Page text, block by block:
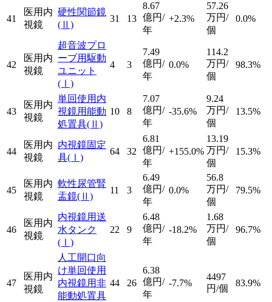
41
医用内
視鏡
硬性関節鏡
(Ⅱ)
31 13
8.67
億円/
年
+2.3%
57.26
万円/
個
0.0%
42
医用内
視鏡
超音波プロ
ーブ用駆動
ユニット
(Ⅰ)
4 3
7.49
億円/
年
0.0%
114.2
万円/
個
98.3%
43
医用内
視鏡
単回使用内
視鏡用能動
処置具(Ⅱ)
10 8
7.07
億円/
年
-35.6%
9.24
万円/
個
13.5%
44
医用内
視鏡
内視鏡固定
具(Ⅰ)
64 32
6.81
億円/
年
+155.0%
13.19
万円/
個
15.3%
45
医用内
視鏡
軟性尿管腎
盂鏡(Ⅱ)
11 3
6.49
億円/
年
0.0%
56.8
万円/
個
79.5%
46
医用内
視鏡
内視鏡用送
水タンク
(Ⅰ)
22 9
6.48
億円/
年
-18.2%
1.68
万円/
個
96.7%
47
医用内
視鏡
人工開口向
け単回使用
内視鏡用非
能動処置具
44 26
6.38
億円/
年
-7.7%
4497
円/個
83.9%